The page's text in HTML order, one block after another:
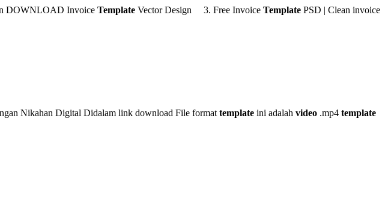
DOWNLOAD Invoice Template Vector Design 3. Free Invoice Template PSD | Clean invoice
Nikahan Digital Didalam link download File format template ini adalah video .mp4 template